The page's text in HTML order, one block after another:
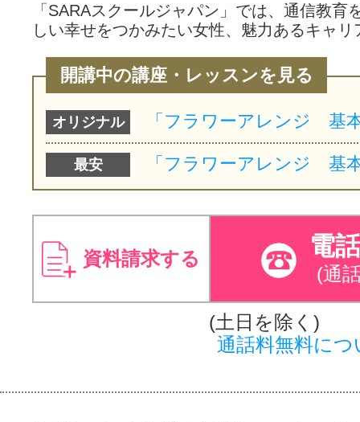
「SARAスクールジャパン」では、通信教育
しい幸せをつかみたい女性、魅力あるキャ
開講中の講座・レッスンを見る
オリジナル
最安
資料請求する 電
(通
(土日を除く)
通話料無料につ